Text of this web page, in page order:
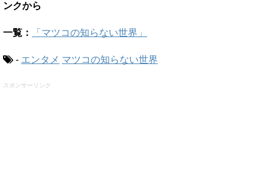
ンクから
一覧： 「マツコの知らない世界」
- エンタメ マツコの知らない世界
スポンサーリンク